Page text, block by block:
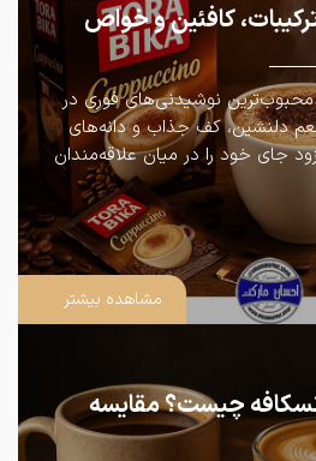
ترکیبات، کافئین و خواص
محبوب‌ترین نوشیدنی‌های فوری در
دلنشین، کف جذاب و دانه‌های
جای خود را در میان علاقه‌مندان
مشاهده بیشتر
نسکافه چیست؟ مقایسه